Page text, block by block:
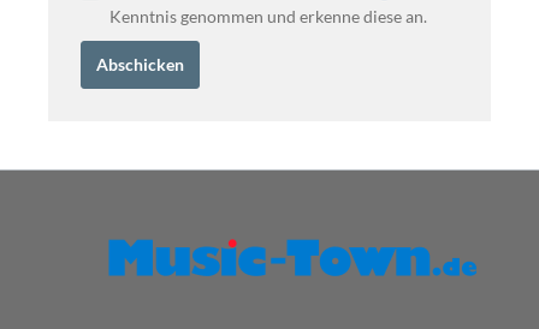
Kenntnis genommen und erkenne diese an.
Abschicken